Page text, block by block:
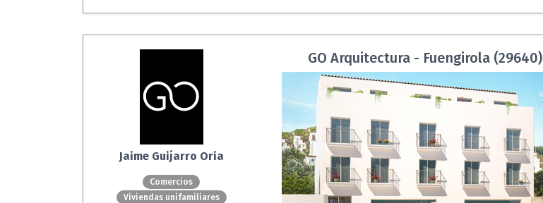
Jaime Guijarro Oria
Comercios
Viviendas unifamiliares
GO Arquitectura - Fuengirola (29640)